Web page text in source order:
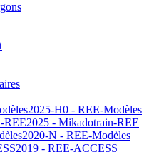
2025-H0 - REE-Modèles
2025 - Mikadotrain-REE
2020-N - REE-Modèles
2019 - REE-ACCESS